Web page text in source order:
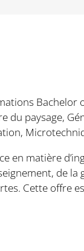
Bachelor
du paysage,
en matière
de
Cette offre